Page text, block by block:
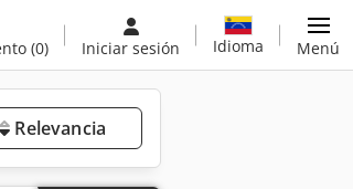
(0) Iniciar sesión Idioma Menú
Relevancia